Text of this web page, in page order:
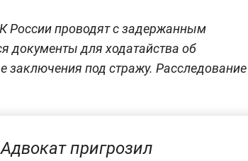
России проводят с задержанным
документы для ходатайства об
заключения под стражу. Расследование
Адвокат пригрозил